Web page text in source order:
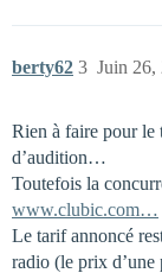
berty62 Juin 26,
3
Rien à faire pour le
d’audition…
Toutefois la
www.clubic.com…
Le tarif annoncé
radio (le prix